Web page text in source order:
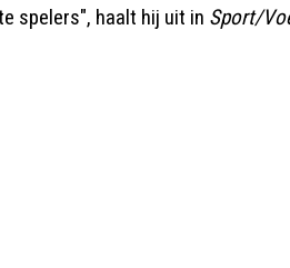
spelers", haalt hij uit in Sport/